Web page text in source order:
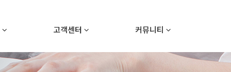
고객센터 커뮤니티